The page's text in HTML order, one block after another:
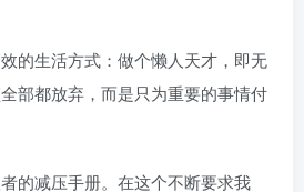
的生活方式：做个懒人天才，即无
部都放弃，而是只为重要的事情付
的减压手册。在这个不断要求我